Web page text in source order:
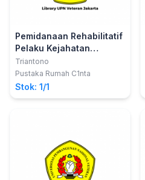
Pemidanaan Rehabilitatif
Pelaku Kejahatan
Domestik
Triantono
Pustaka Rumah C1nta
Stok: 1/1